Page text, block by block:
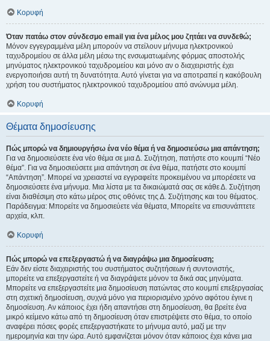
Κορυφή
Όταν πατάω στον σύνδεσμο email για ένα μέλος μου ζητάει να συνδεθώ;
Μόνον εγγεγραμμένα μέλη μπορούν να στείλουν μήνυμα ηλεκτρονικού
ταχυδρομείου σε άλλα μέλη μέσω της ενσωματωμένης φόρμας αποστολής
μηνύματος ηλεκτρονικού ταχυδρομείου και μόνο αν ο διαχειριστής έχει
ενεργοποιήσει αυτή τη δυνατότητα. Αυτό γίνεται για να αποτραπεί η κακόβουλη
χρήση του συστήματος ηλεκτρονικού ταχυδρομείου από ανώνυμα μέλη.
Κορυφή
Θέματα δημοσίευσης
Πώς μπορώ να δημιουργήσω ένα νέο θέμα ή να δημοσιεύσω μια απάντηση;
Για να δημοσιεύσετε ένα νέο θέμα σε μια Δ. Συζήτηση, πατήστε στο κουμπί “Νέο
θέμα”. Για να δημοσιεύσετε μια απάντηση σε ένα θέμα, πατήστε στο κουμπί
“Απάντηση”. Μπορεί να χρειαστεί να εγγραφείτε προκειμένου να μπορέσετε να
δημοσιεύσετε ένα μήνυμα. Μια λίστα με τα δικαιώματά σας σε κάθε Δ. Συζήτηση
είναι διαθέσιμη στο κάτω μέρος στις οθόνες της Δ. Συζήτησης και του θέματος.
Παράδειγμα: Μπορείτε να δημοσιεύετε νέα θέματα, Μπορείτε να επισυνάπτετε
αρχεία, κλπ.
Κορυφή
Πώς μπορώ να επεξεργαστώ ή να διαγράψω μια δημοσίευση;
Εάν δεν είστε διαχειριστής του συστήματος συζητήσεων ή συντονιστής,
μπορείτε να επεξεργαστείτε ή να διαγράψετε μόνον τα δικά σας μηνύματα.
Μπορείτε να επεξεργαστείτε μια δημοσίευση πατώντας στο κουμπί επεξεργασίας
στη σχετική δημοσίευση, συχνά μόνο για περιορισμένο χρόνο αφότου έγινε η
δημοσίευση. Αν κάποιος έχει ήδη απαντήσει στη δημοσίευση, θα βρείτε ένα
μικρό κείμενο κάτω από τη δημοσίευση όταν επιστρέψετε στο θέμα, το οποίο
αναφέρει πόσες φορές επεξεργαστήκατε το μήνυμα αυτό, μαζί με την
ημερομηνία και την ώρα. Αυτό εμφανίζεται μόνον όταν κάποιος έχει κάνει μια